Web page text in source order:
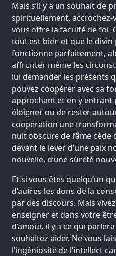
Mais s’il y a un souhait de
spirituellement, accrochez-
vous offre la faculté de foi.
tout est bien et que le
fonctionne parfaitement,
affronter même les
lui demander les présents
pouvez coopérer avec sa
approchant et en y entrant
éloigner ou de rester
coopération une
nuit obscure de l’âme cède
devant le lever d’une paix
nouvelle, d’une sûreté
Et si vous êtes quelqu’un
d’autres les dons de la
par des discours. Mais
enseigner et dans votre
d’amour, il y a ce qui
souhaitez aider. Ne vous
l’ingéniosité de l’intellect